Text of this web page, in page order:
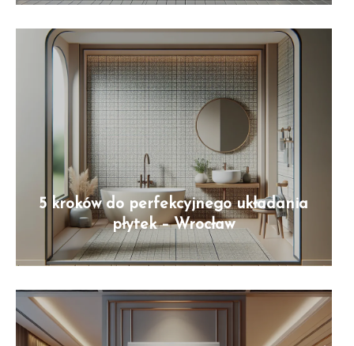
5 kroków do perfekcyjnego układania
płytek – Wrocław